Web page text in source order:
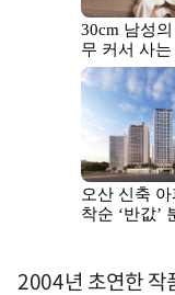
2004년 초연한 작